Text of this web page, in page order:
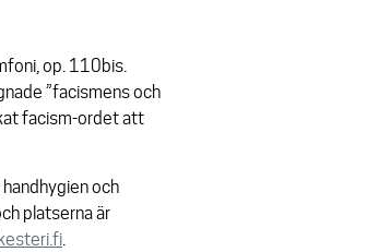
op. 110bis.
”facismens och
facism-ordet att
och
platserna är
.